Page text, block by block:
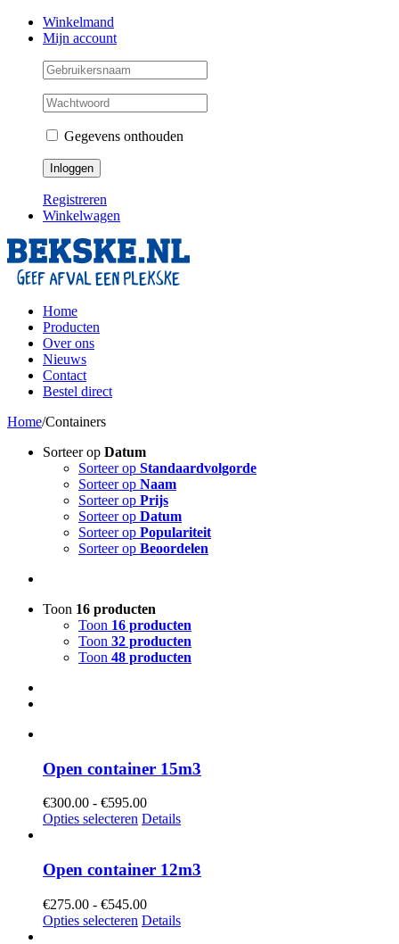
Skip
Facebook
Instagram
TwitterWinkelmand
Mijn account
Gegevens onthouden
Registreren
Winkelwagen
Home
Producten
Over ons
Nieuws
Contact
Bestel direct
Home/Containers
Sorteer op Datum
Sorteer op Standaardvolgorde
Sorteer op Naam
Sorteer op Prijs
Sorteer op Datum
Sorteer op Populariteit
Sorteer op Beoordelen
Toon 16 producten
Toon 16 producten
Toon 32 producten
Toon 48 producten
Open container 15m3
€300.00 - €595.00Prijsklasse:
€300.00
Opties selecteren Details
Open container 12m3
€275.00 - €545.00Prijsklasse:
€275.00
Opties selecteren Details